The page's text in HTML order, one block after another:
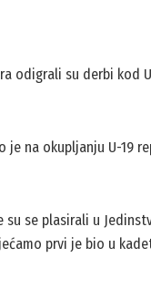
odigrali su derbi kod
na okupljanju U-19
se plasirali u
prvi je bio u